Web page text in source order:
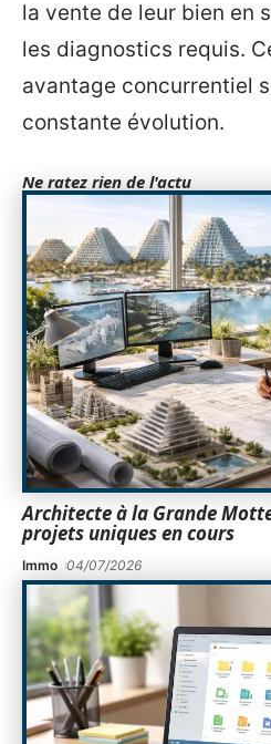
la vente de leur bien en
les diagnostics requis.
avantage concurrentiel
constante évolution.
Ne ratez rien de l'actu
Architecte à la Grande
projets uniques en cours
Immo 04/07/2026